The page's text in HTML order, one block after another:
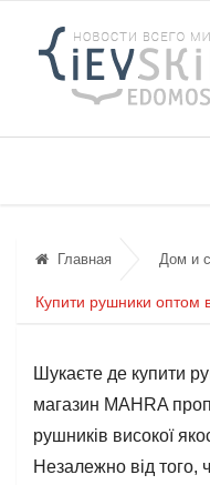
Главная Дом и
Купити рушники оптом
Шукаєте де купити
магазин MAHRA
рушників високої
Незалежно від того,